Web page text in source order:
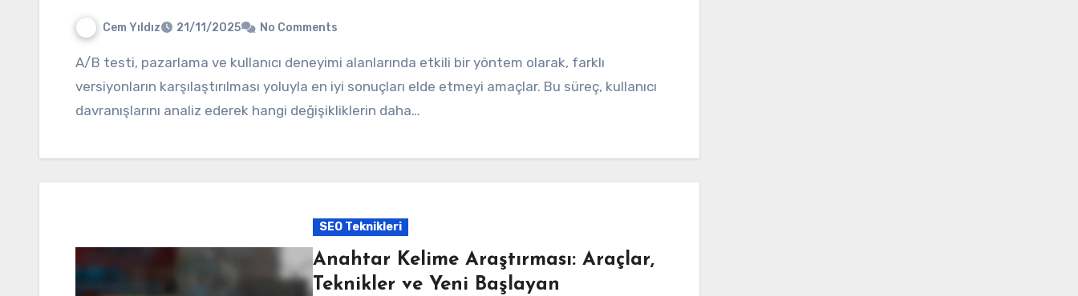
Cem Yıldız 21/11/2025 No Comments
A/B testi, pazarlama ve kullanıcı deneyimi alanlarında etkili bir yöntem olarak, farklı
versiyonların karşılaştırılması yoluyla en iyi sonuçları elde etmeyi amaçlar. Bu süreç, kullanıcı
davranışlarını analiz ederek hangi değişikliklerin daha…
SEO Teknikleri
Anahtar Kelime Araştırması: Araçlar,
Teknikler ve Yeni Başlayan